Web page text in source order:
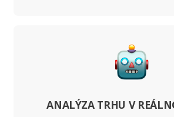
ANALÝZA TRHU V